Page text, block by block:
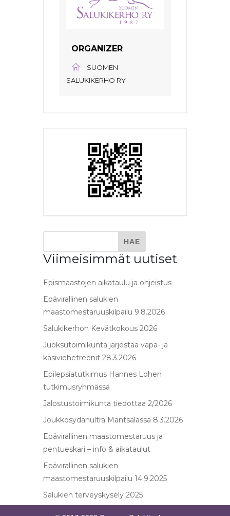
ORGANIZER
SUOMEN
SALUKIKERHO RY
Viimeisimmät uutiset
Epismaastojen aikataulu ja ohjeistus
Epävirallinen salukien
maastomestaruuskilpailu 9.8.2026
Salukikerhon Kevätkokous 2026
Juoksutoimikunta järjestää vapa- ja
käsiviehetreenit 28.3.2026
Epilepsiatutkimus Hannes Lohen
tutkimusryhmässä
Jalostustoimikunta tiedottaa 2/2026
Joukkosydänultra Mäntsälässä 8.3.2026
Epävirallinen maastomestaruus ja
pentueskari – info & aikataulut
Epävirallinen salukien
maastomestaruuskilpailu 14.9.2025
Salukien terveyskysely 2025